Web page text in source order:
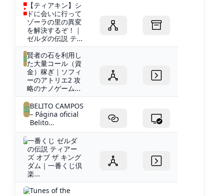
【ティアキン】シ
ドに会いに行って
ゾーラの里の異変
を解決するぞ！｜
ゼルダの伝説 テ...
賢者の石を利用し
た大量コール（資
金）稼ぎ｜ソフィ
ーのアトリエ2 攻
略のナノゲーム...
BELITO CAMPOS
– Página oficial
Belito...
一番くじ ゼルダ
の伝説 ティアー
ズ オブ ザ キング
ダム｜一番くじ倶
楽...
Tunes of the